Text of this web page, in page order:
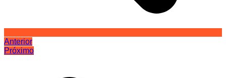
Anterior
Próximo